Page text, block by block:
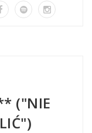
("NIE